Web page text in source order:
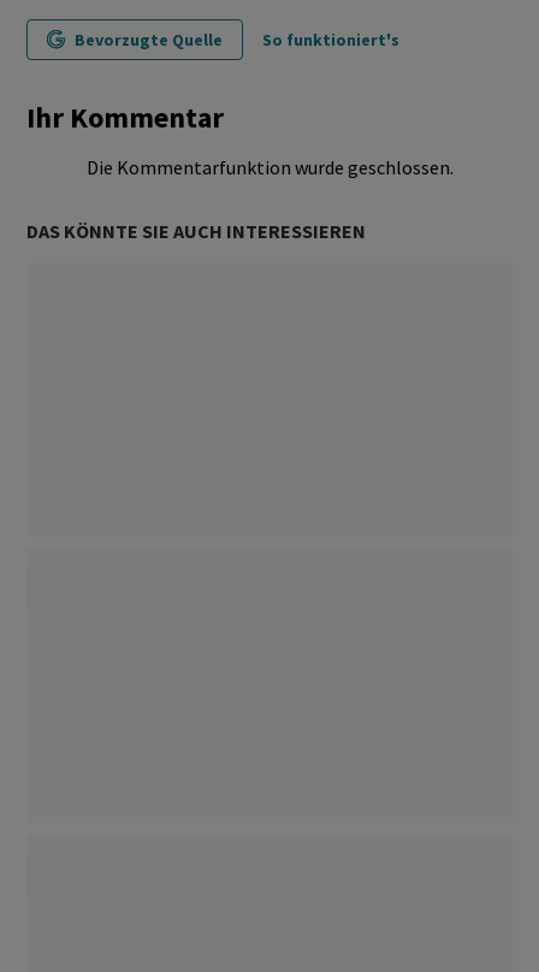
Bevorzugte Quelle So funktioniert's
Ihr Kommentar
Die Kommentarfunktion wurde geschlossen.
DAS KÖNNTE SIE AUCH INTERESSIEREN